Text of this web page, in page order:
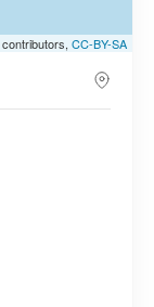
contributors, CC-BY-SA